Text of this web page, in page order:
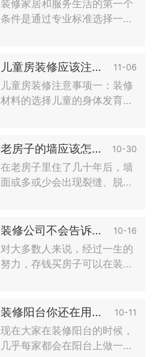
做，也可能做错。那么咱们装
饰时，需求留意事项有那些
装修家居和服务生活的第一个
条件是通过专业标准选择一支
效果，装修风水的细节设计也
很重要。特别是不能侵犯装修
风水的禁忌。在此，必须在盘
存和装修这些基本禁忌内容前
儿童房装修应该注意什么 11-06
儿童房装修注意事项一：装修
材料的选择儿童的身体发育不
体伤害非常严重。如果在这样
的环境中长时间停留，轻度病
例会引起孩子的呼吸道感染、
头晕和恶心，重度病例会引起
老房子的墙应该怎么翻新？ 10-30
在老房子里住了几十年后，墙
面或多或少会出现裂缝、脱
吗？事实上，每个问题的解决
方案也是不同的。小编在这里
提醒你，在装修过程中，对于
不同的问题应该采取不同的措
装修公司不会告诉你的几件事 10-16
对大多数人来说，经过一生的
努力，存钱买房子可以在装修
是找正规的装修公司来装
修！。如果你搬进来后有问
题，你会经常面临找不到人负
责的情况，所以你必须自己吃
装修阳台你还在用滑动门吗？ 10-11
现在大家在装修阳台的时候，
几乎每家都会在阳台上做一个